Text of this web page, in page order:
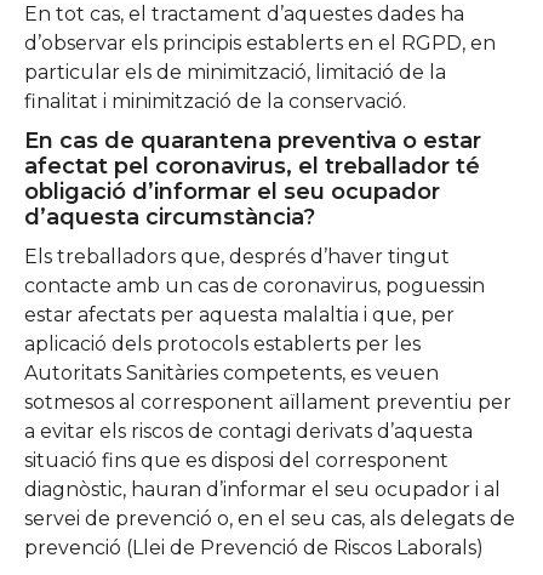
En tot cas, el tractament d’aquestes dades ha
d’observar els principis establerts en el RGPD, en
particular els de minimització, limitació de la
finalitat i minimització de la conservació.
En cas de quarantena preventiva o estar
afectat pel coronavirus, el treballador té
obligació d’informar el seu ocupador
d’aquesta circumstància?
Els treballadors que, després d’haver tingut
contacte amb un cas de coronavirus, poguessin
estar afectats per aquesta malaltia i que, per
aplicació dels protocols establerts per les
Autoritats Sanitàries competents, es veuen
sotmesos al corresponent aïllament preventiu per
a evitar els riscos de contagi derivats d’aquesta
situació fins que es disposi del corresponent
diagnòstic, hauran d’informar el seu ocupador i al
servei de prevenció o, en el seu cas, als delegats de
prevenció (Llei de Prevenció de Riscos Laborals)